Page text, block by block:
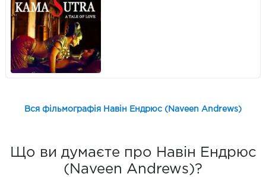
Вся фільмографія Навін Ендрюс (Naveen Andrews)
Що ви думаєте про Навін Ендрюс
(Naveen Andrews)?